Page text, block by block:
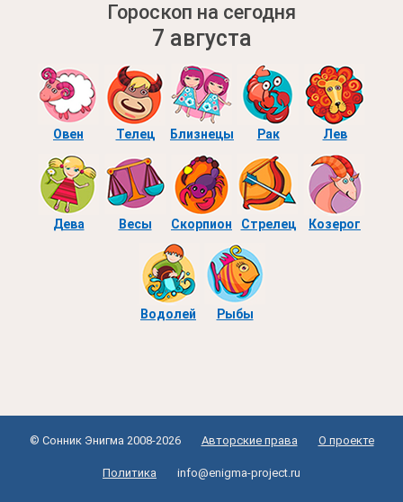
Гороскоп на сегодня
7 августа
Овен Телец Близнецы Рак Лев
Дева Весы Скорпион Стрелец Козерог
Водолей Рыбы
© Сонник Энигма 2008-2026 Авторские права О проекте
Политика info@enigma-project.ru